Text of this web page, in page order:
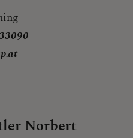
Lunz am See
Norbert